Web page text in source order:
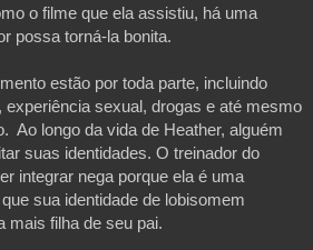
o filme que ela assistiu, há uma
possa torná-la bonita.
estão por toda parte, incluindo
experiência sexual, drogas e até mesmo
Ao longo da vida de Heather, alguém
suas identidades. O treinador do
integrar nega porque ela é uma
sua identidade de lobisomem
mais filha de seu pai.